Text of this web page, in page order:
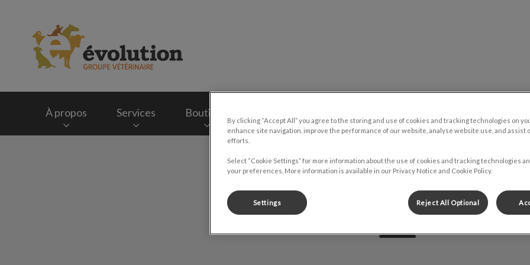
À propos Services Boutique
Manon
By clicking “Accept All” you agree to the storing and use of cookies and tracking technologies on
enhance site navigation, improve the performance of our website, analyse website use, and assist
efforts.
Select “Cookie Settings” for more information about the use of cookies and tracking technologies
your preferences. More information is available in our Privacy Notice and Cookie Policy.
Settings Reject All Optional